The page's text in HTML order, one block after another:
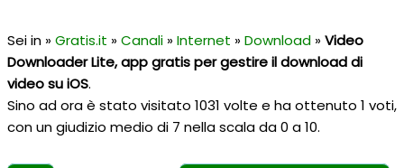
Sei in »Gratis.it »Canali»Internet »Download»Video
Downloader Lite, app gratis per gestire il download di
video su iOS.
Sino ad ora è stato visitato 1031 volte e ha ottenuto 1 voti,
con un giudizio medio di 7 nella scala da0 a10.